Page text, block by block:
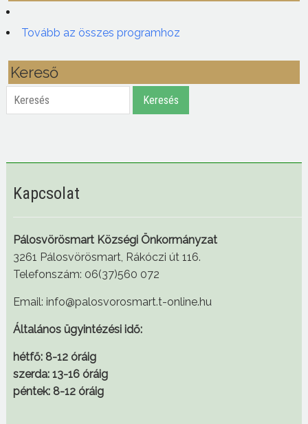
Tovább az összes programhoz
Kereső
Keresés Keresés
Kapcsolat
Pálosvörösmart Községi Önkormányzat
3261 Pálosvörösmart, Rákóczi út 116.
Telefonszám: 06(37)560 072
Email: info@palosvorosmart.t-online.hu
Általános ügyintézési idő:
hétfő: 8-12 óráig
szerda: 13-16 óráig
péntek: 8-12 óráig